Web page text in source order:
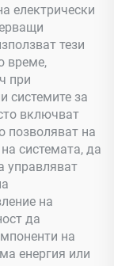
електрически
тези
време,
при
системите за
включват
позволяват на
системата, да
управляват
на
да
на
енергия или